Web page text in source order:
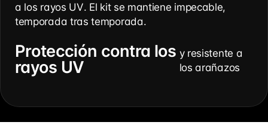
a los rayos UV. El kit se mantiene impecable,
temporada tras temporada.
Protección contra los
rayos UV
y resistente a
los arañazos